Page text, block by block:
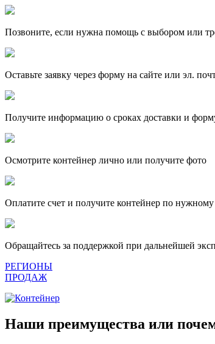
Позвоните, если нужна помощь с выбором или
Оставьте заявку через форму на сайте или эл.
Получите информацию о сроках доставки и
Осмотрите контейнер лично или получите фото
Оплатите счет и получите контейнер по нужному
Обращайтесь за поддержкой при дальнейшей
РЕГИОНЫ
ПРОДАЖ
Наши преимущества или